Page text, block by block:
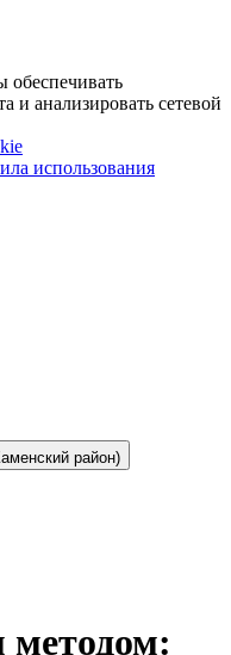
и анализировать сетевой
использования
район)
методом: